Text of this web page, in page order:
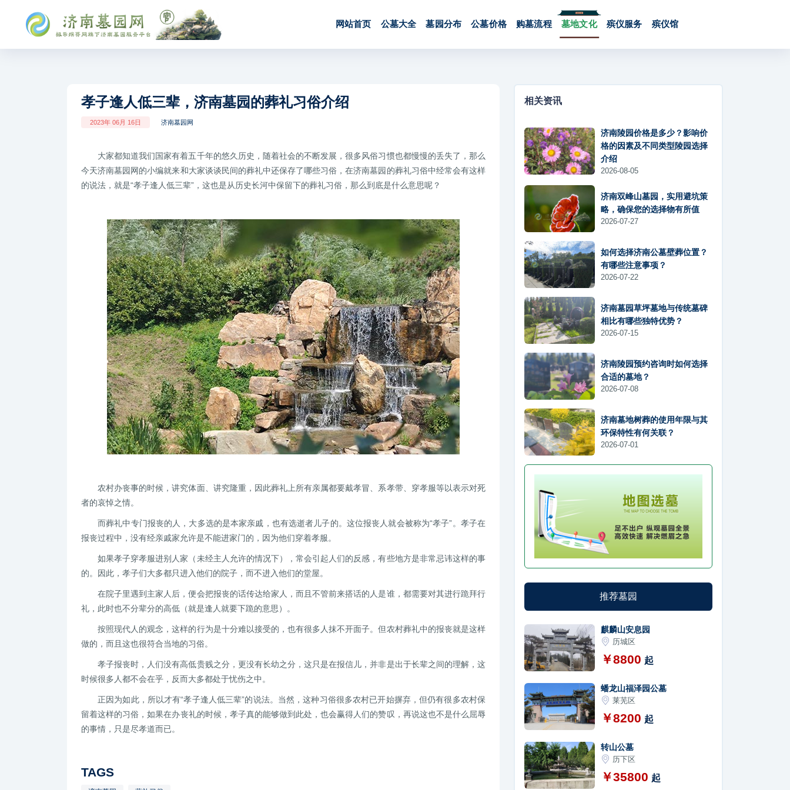
网站首页 公墓大全 墓园分布 公墓价格 购墓流程 墓地文化 殡仪服务 殡仪馆
孝子逢人低三辈，济南墓园的葬礼习俗介绍
2023年 06月 16日 济南墓园网
大家都知道我们国家有着五千年的悠久历史，随着社会的不断发展，很多风俗习惯也都慢慢的丢失了，那么
今天济南墓园网的小编就来和大家谈谈民间的葬礼中还保存了哪些习俗，在济南墓园的葬礼习俗中经常会有这样
的说法，就是“孝子逢人低三辈”，这也是从历史长河中保留下的葬礼习俗，那么到底是什么意思呢？
农村办丧事的时候，讲究体面、讲究隆重，因此葬礼上所有亲属都要戴孝冒、系孝带、穿孝服等以表示对死
者的哀悼之情。
而葬礼中专门报丧的人，大多选的是本家亲戚，也有选逝者儿子的。这位报丧人就会被称为“孝子”。孝子在
报丧过程中，没有经亲戚家允许是不能进家门的，因为他们穿着孝服。
如果孝子穿孝服进别人家（未经主人允许的情况下），常会引起人们的反感，有些地方是非常忌讳这样的事
的。因此，孝子们大多都只进入他们的院子，而不进入他们的堂屋。
在院子里遇到主家人后，便会把报丧的话传达给家人，而且不管前来搭话的人是谁，都需要对其进行跪拜行
礼，此时也不分辈分的高低（就是逢人就要下跪的意思）。
按照现代人的观念，这样的行为是十分难以接受的，也有很多人抹不开面子。但农村葬礼中的报丧就是这样
做的，而且这也很符合当地的习俗。
孝子报丧时，人们没有高低贵贱之分，更没有长幼之分，这只是在报信儿，并非是出于长辈之间的理解，这
时候很多人都不会在乎，反而大多都处于忧伤之中。
正因为如此，所以才有“孝子逢人低三辈”的说法。当然，这种习俗很多农村已开始摒弃，但仍有很多农村保
留着这样的习俗，如果在办丧礼的时候，孝子真的能够做到此处，也会赢得人们的赞叹，再说这也不是什么屈辱
的事情，只是尽孝道而已。
TAGS
相关资讯
济南陵园价格是多少？影响价
格的因素及不同类型陵园选择
介绍
2026-08-05
济南双峰山墓园，实用避坑策
略，确保您的选择物有所值
2026-07-27
如何选择济南公墓壁葬位置？
有哪些注意事项？
2026-07-22
济南墓园草坪墓地与传统墓碑
相比有哪些独特优势？
2026-07-15
济南陵园预约咨询时如何选择
合适的墓地？
2026-07-08
济南墓地树葬的使用年限与其
环保特性有何关联？
2026-07-01
推荐墓园
麒麟山安息园
历城区
￥8800 起
蟠龙山福泽园公墓
莱芜区
￥8200 起
转山公墓
历下区
￥35800 起